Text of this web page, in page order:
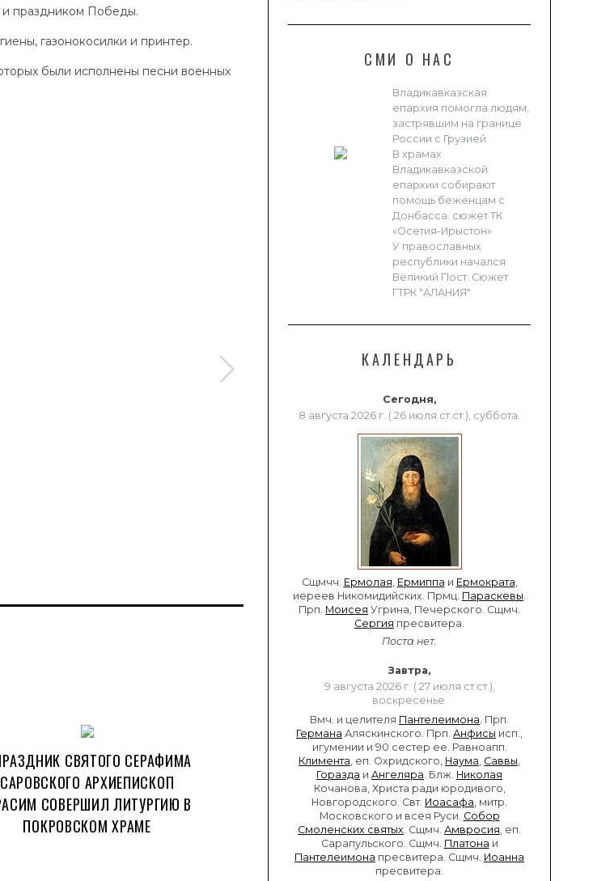
СМИ О НАС
Владикавказская
епархия помогла людям,
застрявшим на границе
России с Грузией
В храмах
Владикавказской
епархии собирают
помощь беженцам с
Донбасса. сюжет ТК
«Осетия-Ирыстон»
У православных
республики начался
Великий Пост. Сюжет
ГТРК "АЛАНИЯ"
КАЛЕНДАРЬ
Сегодня,
8 августа 2026 г. ( 26 июля ст.ст.), суббота.
Сщмчч. Ермолая Ермиппа и Ермократа
иереев Никомидийских. Прмц. Параскевы
Прп. Моисея Угрина, Печерского. Сщмч.
Сергия пресвитера.
Поста нет.
Завтра,
9 августа 2026 г. ( 27 июля ст.ст.),
воскресенье.
Вмч. и целителя Пантелеимона . Прп.
Германа Аляскинского. Прп. Анфисы исп.,
игумении и 90 сестер ее. Равноапп.
Климента , еп. Охридского, Наума Саввы
Горазда и Ангеляра . Блж. Николая
Кочанова, Христа ради юродивого,
Новгородского. Свт. Иоасафа , митр.
Московского и всея Руси. Собор
Смоленских святых . Сщмч. Амвросия , еп.
Сарапульского. Сщмч. Платона и
Пантелеимона пресвитера. Сщмч. Иоанна
пресвитера.
и праздником Победы.
газонокосилки и принтер.
были исполнены песни военных
СВЯТОГО СЕРАФИМА
САРОВСКОГО АРХИЕПИСКОП
СОВЕРШИЛ ЛИТУРГИЮ В
ПОКРОВСКОМ ХРАМЕ